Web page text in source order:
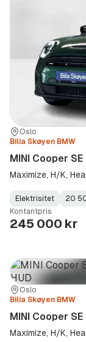
Sted:
Oslo
Forhandler:
Bilia Skøyen BMW
MINI Cooper SE
Maximize, H/K,
Fuel
Type:
Elektrisitet
Kilometerstand:
20
Model
Year:
Gearbox
Type:
Kontantpris
245 000 kr
Sted:
Oslo
Forhandler:
Bilia Skøyen BMW
MINI Cooper SE
Maximize, H/K,